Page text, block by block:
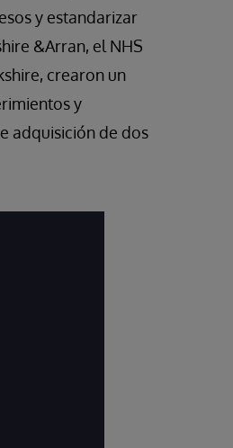
y estandarizar
&Arran, el NHS
crearon un
y
adquisición de dos